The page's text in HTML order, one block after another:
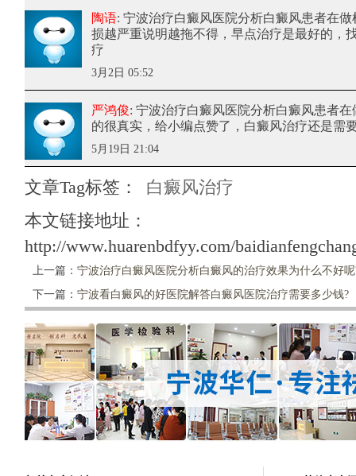
陶语: 宁波治疗白癜风医院分析白癜风患者在
损越严重说明越拖不得，早点治疗是最好的，
疗
3月2日 05:52
严鸿俊: 宁波治疗白癜风医院分析白癜风患者
的很真实，给小编点赞了，白癜风治疗还是需
5月19日 21:04
文章Tag标签：
白癜风治疗
本文链接地址：
http://www.huarenbdfyy.com/
上一篇： 宁波治疗白癜风医院分析白癜风的治疗效果为什么不好呢
下一篇： 宁波看白癜风的好医院解答白癜风医院治疗需要多少钱?